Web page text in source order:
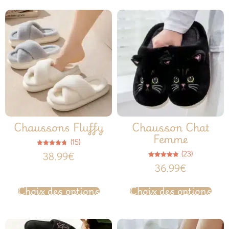
Chaussons Fluffy
4.67
sur 5
(15)
38.99€
Choix des options
Chausson Chat
Femme
4.78
sur 5
(23)
36.99€
Choix des options